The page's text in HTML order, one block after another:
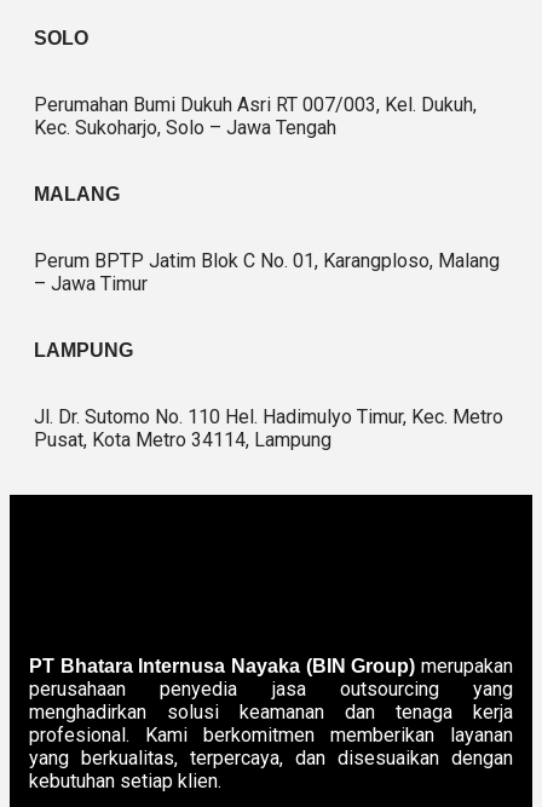
SOLO
Perumahan Bumi Dukuh Asri RT 007/003, Kel. Dukuh,
Kec. Sukoharjo, Solo – Jawa Tengah
MALANG
Perum BPTP Jatim Blok C No. 01, Karangploso, Malang
– Jawa Timur
LAMPUNG
Jl. Dr. Sutomo No. 110 Hel. Hadimulyo Timur, Kec. Metro
Pusat, Kota Metro 34114, Lampung
PT Bhatara Internusa Nayaka (BIN Group) merupakan
perusahaan penyedia jasa outsourcing yang
menghadirkan solusi keamanan dan tenaga kerja
profesional. Kami berkomitmen memberikan layanan
yang berkualitas, terpercaya, dan disesuaikan dengan
kebutuhan setiap klien.